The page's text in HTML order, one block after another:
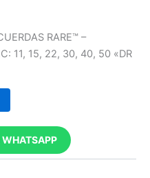
RARE™ –
11, 15, 22, 30, 40, 50 «DR
WHATSAPP